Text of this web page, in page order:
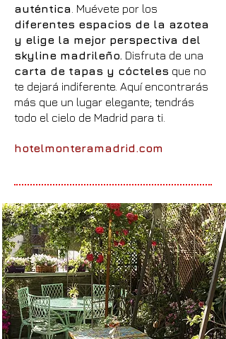
auténtica . Muévete por los
diferentes espacios de la azotea
y elige la mejor perspectiva del
skyline madrileño. Disfruta de una
carta de tapas y cócteles que no
te dejará indiferente. Aquí encontrarás
más que un lugar elegante; tendrás
todo el cielo de Madrid para ti.
hotelmonteramadrid.com